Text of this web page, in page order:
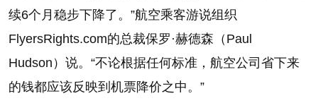
续6个月稳步下降了。”航空乘客游说组织
FlyersRights.com的总裁保罗·赫德森（Paul
Hudson）说。“不论根据任何标准，航空公司省下来
的钱都应该反映到机票降价之中。”